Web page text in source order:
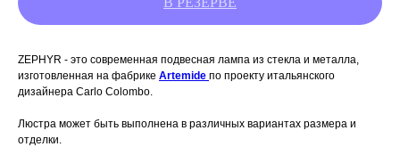
ZEPHYR - это современная подвесная лампа из стекла и металла,
изготовленная на фабрике Artemide по проекту итальянского
дизайнера Carlo Colombo.
Люстра может быть выполнена в различных вариантах размера и
отделки.